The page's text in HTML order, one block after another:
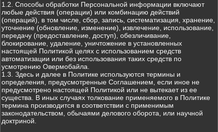
1.2. Способы обработки Персональной информации включают
любые действия (операции) или комбинацию действий
(операций), в том числе, сбор, запись, систематизация, хранение,
уточнение (обновление, изменение), извлечение, использование,
передачу (предоставление, доступ), обезличивание,
блокирование, удаление, уничтожение в установленных
настоящей Политикой целях с использованием средств
автоматизации или без использования таких средств по
усмотрению Овермобайла.
1.3. Здесь и далее в Политике используются термины и
определения, предусмотренные Соглашением, если иное не
предусмотрено настоящей Политикой или не вытекает из ее
существа. В иных случаях толкование применяемого в Политике
термина производится в соответствии с применимым
законодательством, обычаями делового оборота, или научной
доктриной.